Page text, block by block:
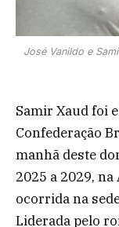
José Vanildo e
Samir Xaud foi
Confederação
manhã deste
2025 a 2029,
ocorrida na
Liderada pelo